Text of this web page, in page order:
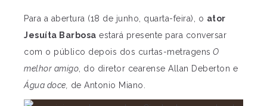
Para a abertura (18 de junho, quarta-feira), o ator
Jesuíta Barbosa estará presente para conversar
com o público depois dos curtas-metragens O
melhor amigo , do diretor cearense Allan Deberton e
Água doce,
de Antonio Miano.